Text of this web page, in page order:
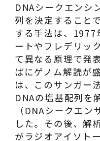
DNAシークエンシ
列を決定すること
する手法は、1977
ートやフレデリッ
て異なる原理で発
ばにゲノム解読が
は、このサンガー
DNAの塩基配列を
（DNAシークエン
した。その後、解
がラジオアイソト